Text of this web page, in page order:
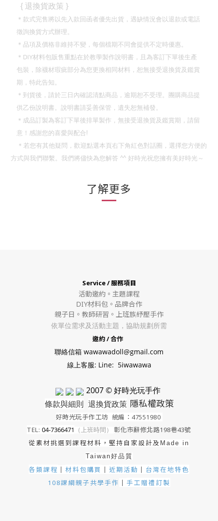
{ 退換貨政策 }
＊款式完售將以先入款回函者優先出貨，遇缺情況會以退款或電話
徵詢換貨方式辦理。
＊品項及價格非維持不變，每個檔期不同會提供不定時優惠。
＊ DIY材料包販售重點在於教學製作說明書，且為客訂下單後生產
包裝，除襪材瑕疵部分為您更換相同材料，恕無接受退換貨及鑑賞
期，特此告知。
＊到貨後，請於三日內確認清點商品，逾期恕不受理。團購商品提
供乙份說明書。說明書請妥善保管，遺失恕無補發。
＊成品訂製為客訂下單後排單製作，無接受退換貨及鑑賞期，請留
意！ 感謝您的喜愛與配合!
＊若您有其他疑問，歡迎點選本頁右下角紅色對話圈，選擇您方便的
方式與我們聯繫。我們將儘快為您解答 ^^ 好時光祝您擁有美好時光～
了解更多
Service / 服務項目
活動邀約。 主題課程
DIY材料包。 品牌合作
親子日。教師研習。上班族紓壓手作
依單位需求及活動主題，協助規劃所需
邀約 / 合作
聯絡信箱 wawawadoll@gmail.com
線上客服: Line: 5iwawawa
2007 © 好時光玩手作
條款與細則 退換貨政策 隱私權政策
好時光玩手作工坊 統編：47551980
TEL: 04-7366471 （上班時間） 彰化市辭修北路198巷43號
從素材挑選到課程材料，堅持自家設計及 Made in
Taiwan好品質
各類課程 ｜ 材料包購買 ｜ 近期活動 ｜ 台灣在地特色
108課綱親子共學手作 ｜ 手工贈禮訂製